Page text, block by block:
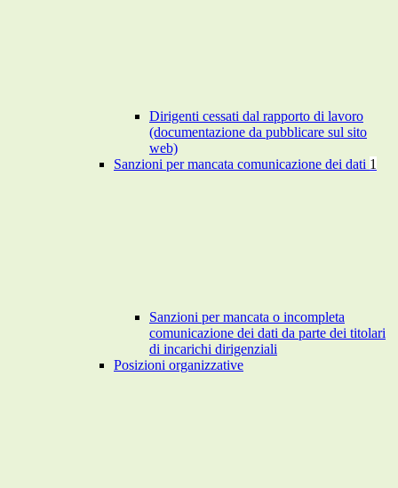
Dirigenti cessati dal rapporto di lavoro
(documentazione da pubblicare sul sito
web)
Sanzioni per mancata comunicazione dei dati 1
Sanzioni per mancata o incompleta
comunicazione dei dati da parte dei titolari
di incarichi dirigenziali
Posizioni organizzative